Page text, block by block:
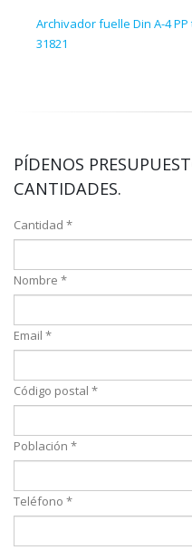
Archivador fuelle Din A-4
31821
PÍDENOS
CANTIDADES.
Cantidad *
Nombre *
Email *
Código postal *
Población *
Teléfono *